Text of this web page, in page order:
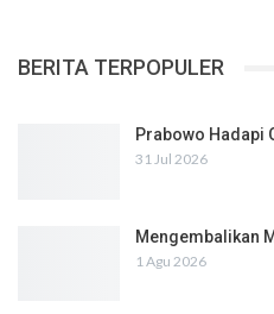
BERITA TERPOPULER
Prabowo Hadapi
31 Jul 2026
Mengembalikan
1 Agu 2026